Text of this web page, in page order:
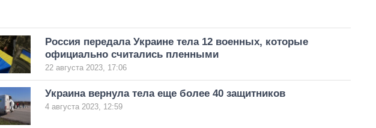
Россия передала Украине тела 12 военных, которые
официально считались пленными
22 августа 2023, 17:06
Украина вернула тела еще более 40 защитников
4 августа 2023, 12:59